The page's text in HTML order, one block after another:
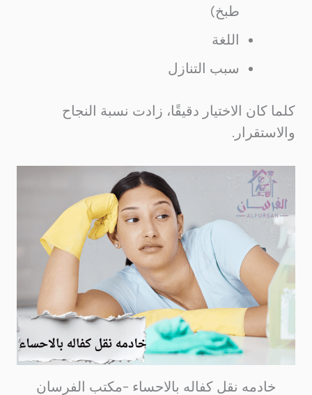
طبخ)
اللغة
سبب التنازل
كلما كان الاختيار دقيقًا، زادت نسبة النجاح
والاستقرار.
خادمه نقل كفاله بالاحساء –مكتب الفرسان